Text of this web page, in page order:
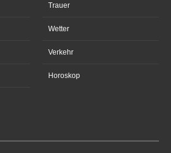
Trauer
Wetter
Verkehr
Horoskop